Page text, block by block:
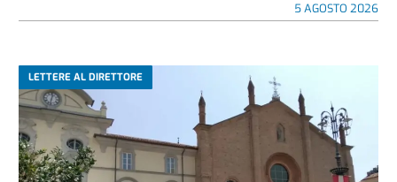
5 AGOSTO 2026
LETTERE AL DIRETTORE